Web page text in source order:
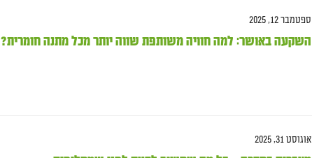
ספטמבר 12, 2025
השקעה באושר: למה חוויה משותפת שווה יותר מכל מתנה חומרית?
אוגוסט 31, 2025